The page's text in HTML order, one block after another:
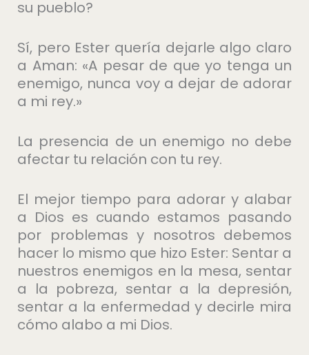
su pueblo?
Sí, pero Ester quería dejarle algo claro
a Aman: «A pesar de que yo tenga un
enemigo, nunca voy a dejar de adorar
a mi rey.»
La presencia de un enemigo no debe
afectar tu relación con tu rey.
El mejor tiempo para adorar y alabar
a Dios es cuando estamos pasando
por problemas y nosotros debemos
hacer lo mismo que hizo Ester: Sentar a
nuestros enemigos en la mesa, sentar
a la pobreza, sentar a la depresión,
sentar a la enfermedad y decirle mira
cómo alabo a mi Dios.